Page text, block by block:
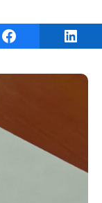
Share on Facebook